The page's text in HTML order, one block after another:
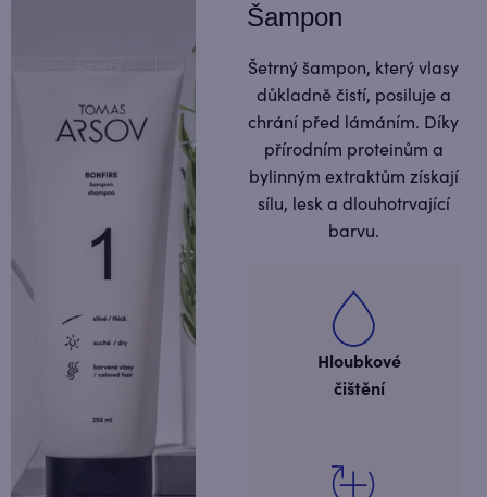
Šampon
Hloubkové
čištění
Šetrný šampon, který vlasy
důkladně čistí, posiluje a
chrání před lámáním. Díky
přírodním proteinům a
bylinným extraktům získají
sílu, lesk a dlouhotrvající
barvu.